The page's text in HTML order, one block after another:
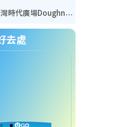
開倉優惠｜銅鑼灣時代廣場Doughnut/Campo Marzio開倉低至1折！背囊、書包、手袋劈價$200起
去處